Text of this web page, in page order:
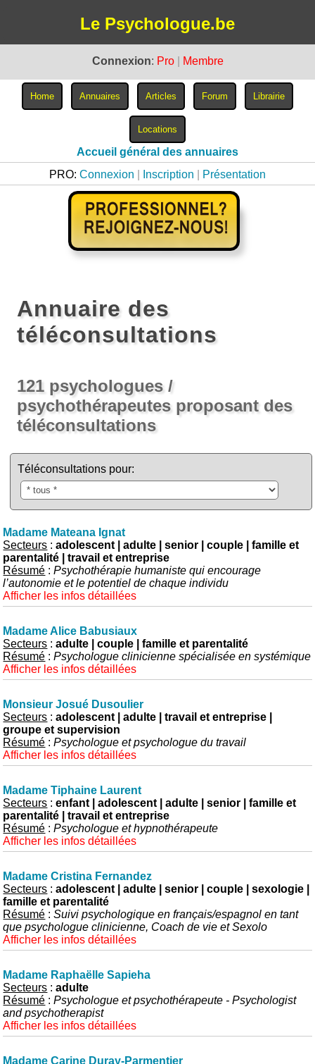
Le Psychologue.be
Connexion: Pro Membre
Accueil général des annuaires
PRO: Connexion Inscription Présentation
Annuaire des
téléconsultations
121 psychologues /
psychothérapeutes proposant des
téléconsultations
Téléconsultations pour:
Madame Mateana Ignat
Secteurs :adolescent | adulte | senior | couple | famille et
parentalité | travail et entreprise
Résumé :Psychothérapie humaniste qui encourage
l’autonomie et le potentiel de chaque individu
Afficher les infos détaillées
Madame Alice Babusiaux
Secteurs :adulte | couple | famille et parentalité
Résumé :Psychologue clinicienne spécialisée en systémique
Afficher les infos détaillées
Monsieur Josué Dusoulier
Secteurs :adolescent | adulte | travail et entreprise |
groupe et supervision
Résumé :Psychologue et psychologue du travail
Afficher les infos détaillées
Madame Tiphaine Laurent
Secteurs :enfant | adolescent | adulte | senior | famille et
parentalité | travail et entreprise
Résumé :Psychologue et hypnothérapeute
Afficher les infos détaillées
Madame Cristina Fernandez
Secteurs :adolescent | adulte | senior | couple | sexologie |
famille et parentalité
Résumé :Suivi psychologique en français/espagnol en tant
que psychologue clinicienne, Coach de vie et Sexolo
Afficher les infos détaillées
Madame Raphaëlle Sapieha
Secteurs :adulte
Résumé :Psychologue et psychothérapeute - Psychologist
and psychotherapist
Afficher les infos détaillées
Madame Carine Duray-Parmentier